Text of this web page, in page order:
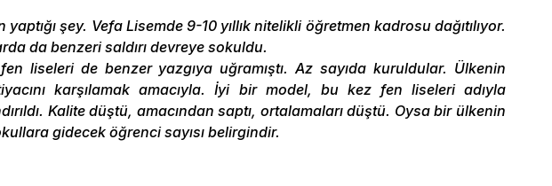
şey. Vefa Lisemde 9-10 yıllık nitelikli öğretmen kadrosu dağıtılıyor.
da benzeri saldırı devreye sokuldu.
liseleri de benzer yazgıya uğramıştı. Az sayıda kuruldular. Ülkenin
karşılamak amacıyla. İyi bir model, bu kez fen liseleri adıyla
Kalite düştü, amacından saptı, ortalamaları düştü. Oysa bir ülkenin
gidecek öğrenci sayısı belirgindir.